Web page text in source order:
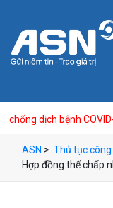
19 ASN
ASN > Thủ tục
Hợp đồng thế chấp